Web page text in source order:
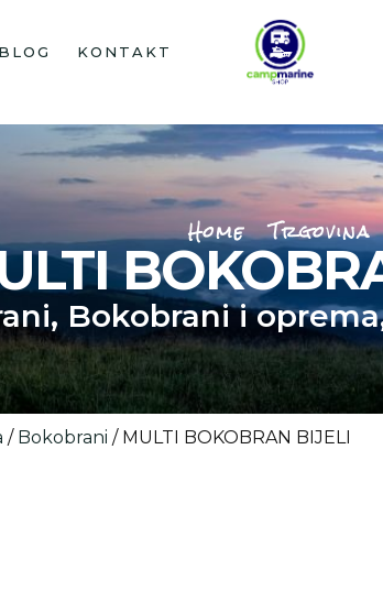
BLOG KONTAKT
Home Trgovina
, Bokobrani i oprema
/ Bokobrani / MULTI BOKOBRAN BIJELI